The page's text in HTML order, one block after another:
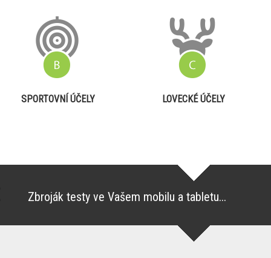
SPORTOVNÍ ÚČELY LOVECKÉ ÚČELY
Zbroják testy ve Vašem mobilu a tabletu...